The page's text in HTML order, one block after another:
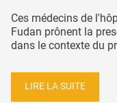
Ces médecins de
Fudan prônent la
dans le contexte du
LIRE LA SUITE